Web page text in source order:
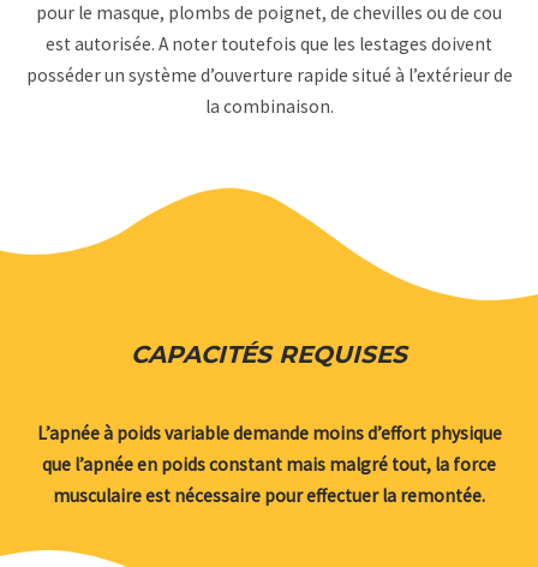
pour le masque, plombs de poignet, de chevilles ou de cou
est autorisée. A noter toutefois que les lestages doivent
posséder un système d’ouverture rapide situé à l’extérieur de
la combinaison.
CAPACITÉS REQUISES
L’apnée à poids variable demande moins d’effort physique
que l’apnée en poids constant mais malgré tout, la force
musculaire est nécessaire pour effectuer la remontée.